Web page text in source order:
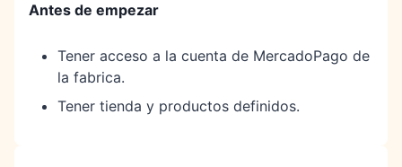
Antes de empezar
Tener acceso a la cuenta de MercadoPago de
la fabrica.
Tener tienda y productos definidos.